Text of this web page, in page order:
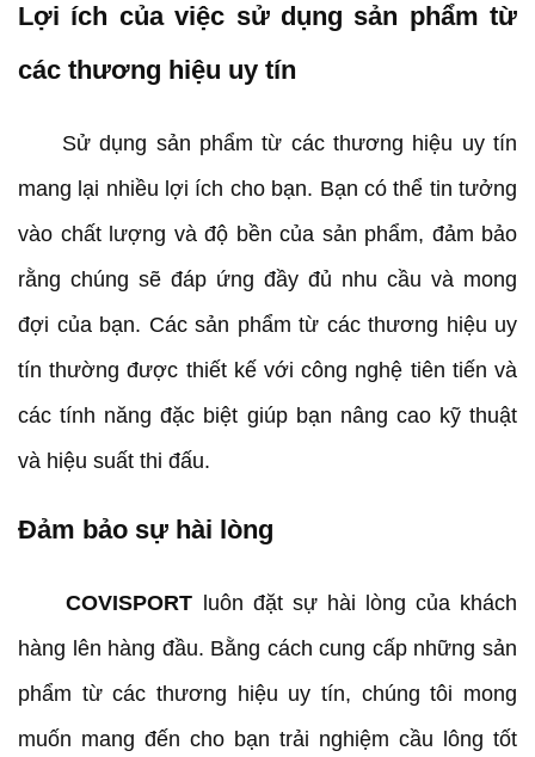
Lợi ích của việc sử dụng sản phẩm từ
các thương hiệu uy tín
Sử dụng sản phẩm từ các thương hiệu uy tín
mang lại nhiều lợi ích cho bạn. Bạn có thể tin tưởng
vào chất lượng và độ bền của sản phẩm, đảm bảo
rằng chúng sẽ đáp ứng đầy đủ nhu cầu và mong
đợi của bạn. Các sản phẩm từ các thương hiệu uy
tín thường được thiết kế với công nghệ tiên tiến và
các tính năng đặc biệt giúp bạn nâng cao kỹ thuật
và hiệu suất thi đấu.
Đảm bảo sự hài lòng
COVISPORT
luôn đặt sự hài lòng của khách
hàng lên hàng đầu. Bằng cách cung cấp những sản
phẩm từ các thương hiệu uy tín, chúng tôi mong
muốn mang đến cho bạn trải nghiệm cầu lông tốt